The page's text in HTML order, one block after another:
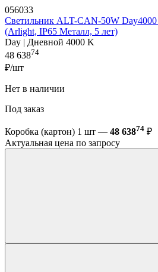
056033
Светильник ALT-CAN-50W
(Arlight, IP65 Металл, 5 лет)
Day | Дневной 4000 K
48 63874
₽/шт
Нет в наличии
Под заказ
Коробка (картон) 1 шт — 48 63874 ₽
Актуальная цена по запросу